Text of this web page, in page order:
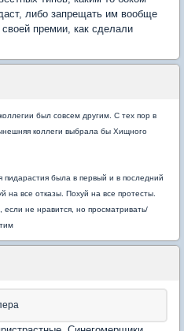
либо запрещать им вообще
премии, как сделали
был совсем другим. С тех пор в
коллеги выбрала бы Хищного
пидарастия была в первый и в последний
все отказы. Похуй на все протесты.
не нравится, но просматривать/